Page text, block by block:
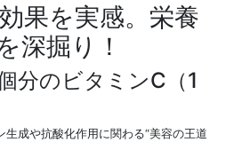
果を実感。栄養
深掘り！
分のビタミンC（1
生成や抗酸化作用に関わる“美容の王道